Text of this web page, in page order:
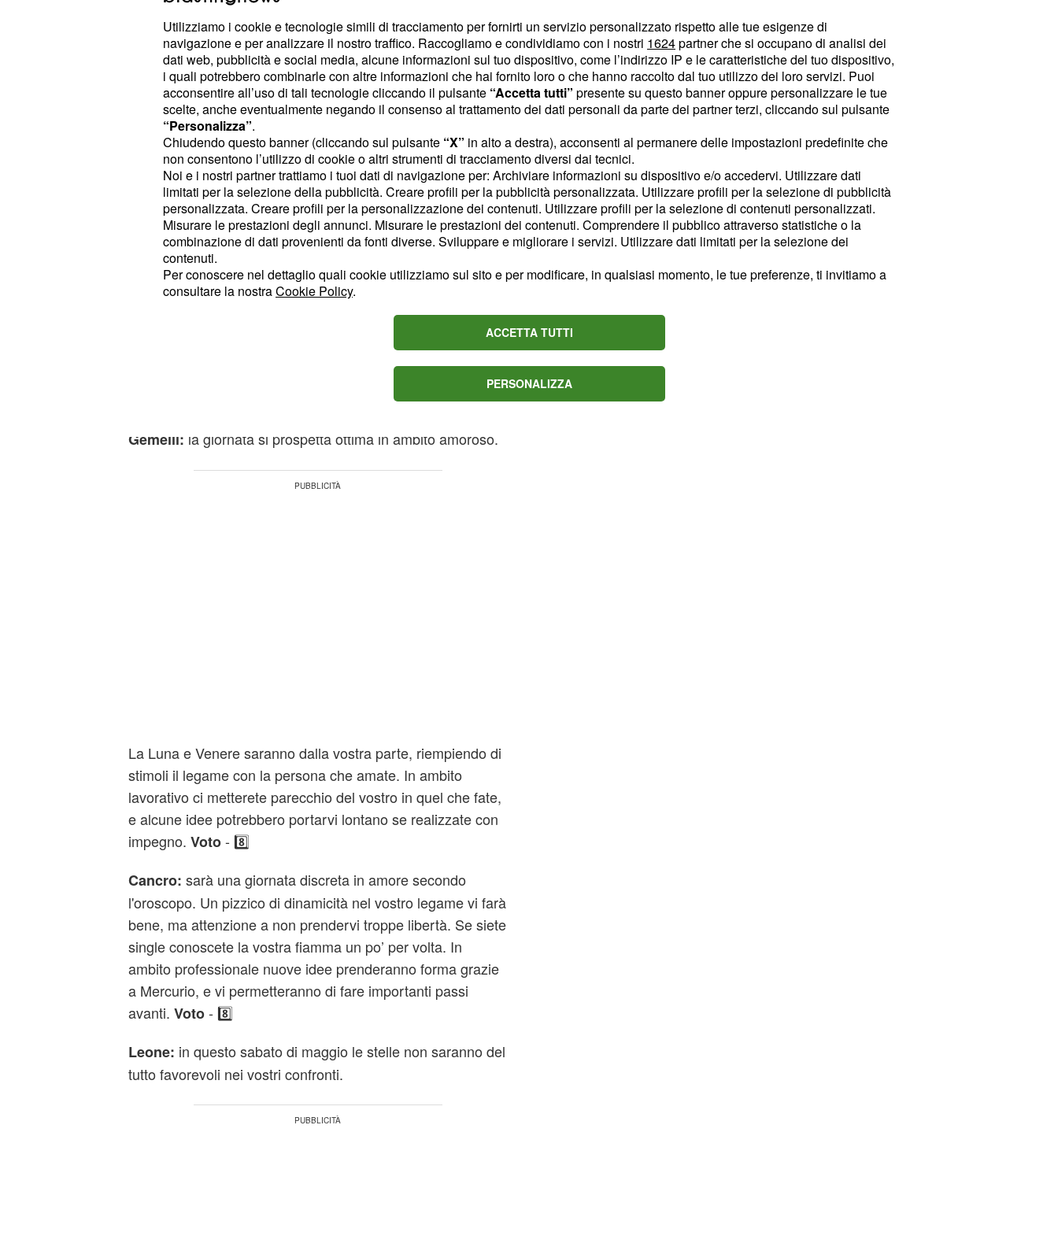
Con le giuste parole, sarete in grado di costruire un rapporto
sincero e affiatato con la persona che amate. In ambito
professionale Marte infonde in voi grandi energie, ma per la
riuscita di un progetto, dovrete anche prendervi il giusto
tempo per riflettere e applicare le idee migliori.Voto- 8️⃣
Toro:questo sabato di maggio vedrà il pianeta Mercurio
dalla vostra parte secondo l'oroscopo
arriveranno nuove idee e nuovi progetti, che non vedrete
l'ora di affrontare. In amore la Luna in quadratura potrebbe
rappresentare un ostacolo per la vostra storia d'amore. Non
- 7️⃣
Gemelli: la giornata si prospetta ottima in ambito amoroso.
La Luna e Venere saranno dalla vostra parte, riempiendo di
stimoli il legame con la persona che amate. In ambito
lavorativo ci metterete parecchio del vostro in quel che fate,
e alcune idee potrebbero portarvi lontano se realizzate con
impegno. Voto- 8️⃣
Cancro: sarà una giornata discreta in amore secondo
l'oroscopo. Un pizzico di dinamicità nel vostro legame vi farà
bene, ma attenzione a non prendervi troppe libertà. Se siete
single conoscete la vostra fiamma un po’ per volta. In
ambito professionale nuove idee prenderanno forma grazie
a Mercurio, e vi permetteranno di fare importanti passi
avanti. Voto- 8️⃣
Leone: in questo sabato di maggio le stelle non saranno del
tutto favorevoli nei vostri confronti.
Utilizziamo i cookie e tecnologie simili di tracciamento per fornirti un servizio personalizzato rispetto alle tue esigenze di
navigazione e per analizzare il nostro traffico. Raccogliamo e condividiamo con i nostri 1624partner che si occupano di analisi dei
dati web, pubblicità e social media, alcune informazioni sul tuo dispositivo, come l’indirizzo IP e le caratteristiche del tuo dispositivo,
i quali potrebbero combinarle con altre informazioni che hai fornito loro o che hanno raccolto dal tuo utilizzo dei loro servizi. Puoi
acconsentire all’uso di tali tecnologie cliccando il pulsante “Accetta tutti” presente su questo banner oppure personalizzare le tue
scelte, anche eventualmente negando il consenso al trattamento dei dati personali da parte dei partner terzi, cliccando sul pulsante
“Personalizza”.
Chiudendo questo banner (cliccando sul pulsante “X” in alto a destra), acconsenti al permanere delle impostazioni predefinite che
non consentono l’utilizzo di cookie o altri strumenti di tracciamento diversi dai tecnici.
Noi e i nostri partner trattiamo i tuoi dati di navigazione per: Archiviare informazioni su dispositivo e/o accedervi. Utilizzare dati
limitati per la selezione della pubblicità. Creare profili per la pubblicità personalizzata. Utilizzare profili per la selezione di pubblicità
personalizzata. Creare profili per la personalizzazione dei contenuti. Utilizzare profili per la selezione di contenuti personalizzati.
Misurare le prestazioni degli annunci. Misurare le prestazioni dei contenuti. Comprendere il pubblico attraverso statistiche o la
combinazione di dati provenienti da fonti diverse. Sviluppare e migliorare i servizi. Utilizzare dati limitati per la selezione dei
contenuti.
Per conoscere nel dettaglio quali cookie utilizziamo sul sito e per modificare, in qualsiasi momento, le tue preferenze, ti invitiamo a
consultare la nostraCookie Policy.
ACCETTA TUTTI
PERSONALIZZA